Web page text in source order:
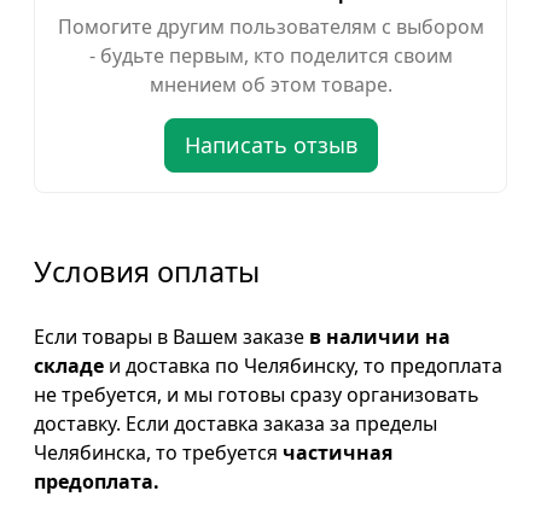
Помогите другим пользователям с выбором
- будьте первым, кто поделится своим
мнением об этом товаре.
Написать отзыв
Условия оплаты
Если товары в Вашем заказе в наличии на
складе и доставка по Челябинску, то предоплата
не требуется, и мы готовы сразу организовать
доставку. Если доставка заказа за пределы
Челябинска, то требуется частичная
предоплата.